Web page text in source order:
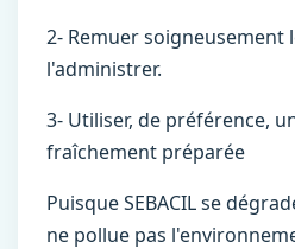
2- Remuer soigneusement
l'administrer.
3- Utiliser, de préférence,
fraîchement préparée
Puisque SEBACIL se
ne pollue pas